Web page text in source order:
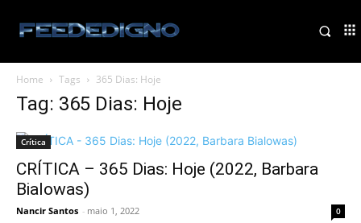
Home Tags 365 Dias: Hoje
Tag: 365 Dias: Hoje
Crítica
CRÍTICA – 365 Dias: Hoje (2022, Barbara
Bialowas)
Nancir Santos - maio 1, 2022 0